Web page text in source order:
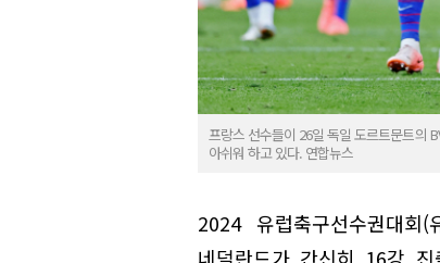
프랑스 선수들이 26일 독일 도르트문트의
아쉬워 하고 있다. 연합뉴스
2024 유럽축구선수권대